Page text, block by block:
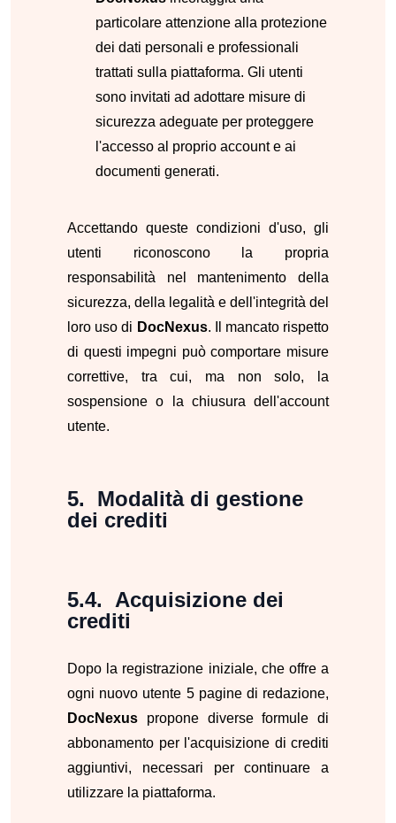
particolare attenzione alla protezione
dei dati personali e professionali
trattati sulla piattaforma. Gli utenti
sono invitati ad adottare misure di
sicurezza adeguate per proteggere
l'accesso al proprio account e ai
documenti generati.
Accettando queste condizioni d'uso, gli
utenti riconoscono la propria
responsabilità nel mantenimento della
sicurezza, della legalità e dell'integrità del
loro uso di DocNexus. Il mancato rispetto
di questi impegni può comportare misure
correttive, tra cui, ma non solo, la
sospensione o la chiusura dell'account
utente.
Modalità di gestione
dei crediti
Acquisizione dei
crediti
Dopo la registrazione iniziale, che offre a
ogni nuovo utente 5 pagine di redazione,
DocNexus propone diverse formule di
abbonamento per l'acquisizione di crediti
aggiuntivi, necessari per continuare a
utilizzare la piattaforma.